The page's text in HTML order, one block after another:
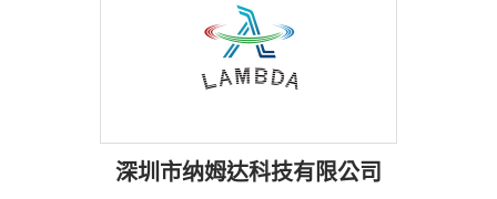
深圳市纳姆达科技有限公司